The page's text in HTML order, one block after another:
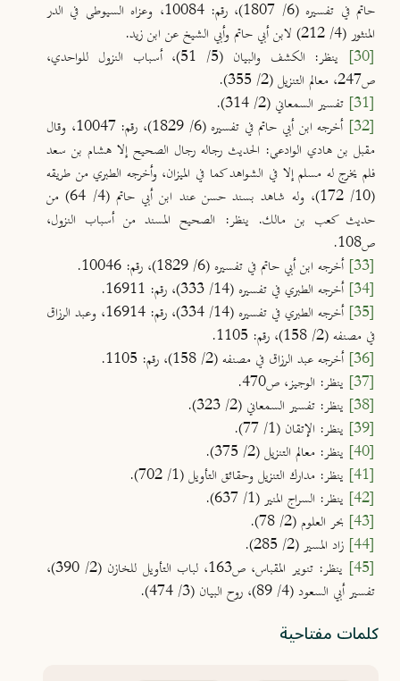
حاتم في تفسيره (6/ 1807)، رقم: 10084، وعزاه السيوطي في الدر
المنثور (4/ 212) لابن أبي حاتم وأبي الشيخ عن ابن زيد.
[30]
ينظر: الكشف والبيان (5/ 51)، أسباب النزول للواحدي،
ص247، معالم التنزيل (2/ 355).
[31]
تفسير السمعاني (2/ 314).
[32]
أخرجه ابن أبي حاتم في تفسيره (6/ 1829)، رقم: 10047، وقال
مقبل بن هادي الوادعي: الحديث رجاله رجال الصحيح إلا هشام بن سعد
فلم يخرج له مسلم إلا في الشواهد كما في الميزان، وأخرجه الطبري من طريقه
(10/ 172)، وله شاهد بسند حسن عند ابن أبي حاتم (4/ 64) من
حديث كعب بن مالك. ينظر: الصحيح المسند من أسباب النزول،
ص108.
[33]
أخرجه ابن أبي حاتم في تفسيره (6/ 1829)، رقم: 10046.
[34]
أخرجه الطبري في تفسيره (14/ 333)، رقم: 16911.
[35]
أخرجه الطبري في تفسيره (14/ 334)، رقم: 16914، وعبد الرزاق
في مصنفه (2/ 158)، رقم: 1105.
[36]
أخرجه عبد الرزاق في مصنفه (2/ 158)، رقم: 1105.
[37]
ينظر: الوجيز، ص470.
[38]
ينظر: تفسير السمعاني (2/ 323).
[39]
ينظر: الإتقان (1/ 77).
[40]
ينظر: معالم التنزيل (2/ 375).
[41]
ينظر: مدارك التنزيل وحقائق التأويل (1/ 702).
[42]
ينظر: السراج المنير (1/ 637).
[43]
بحر العلوم (2/ 78).
[44]
زاد المسير (2/ 285).
[45]
ينظر: تنوير المقباس، ص163، لباب التأويل للخازن (2/ 390)،
تفسير أبي السعود (4/ 89)، روح البيان (3/ 474).
كلمات مفتاحية